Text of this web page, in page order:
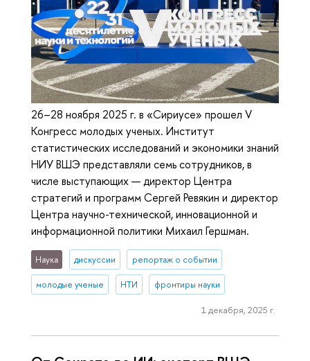
26–28 ноября 2025 г. в «Сириусе» прошел V
Конгресс молодых ученых. Институт
статистических исследований и экономики знаний
НИУ ВШЭ представляли семь сотрудников, в
числе выступающих — директор Центра
стратегий и программ Сергей Ревякин и директор
Центра научно-технической, инновационной и
информационной политики Михаил Гершман.
Наука дискуссии репортаж о событии
молодые ученые НТИ фронтиры науки
1 декабря, 2025 г.